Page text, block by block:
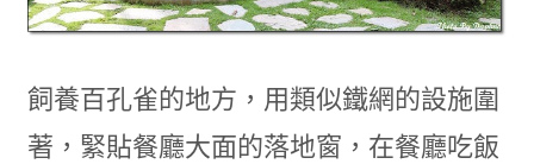
飼養百孔雀的地方，用類似鐵網的設施圍
著，緊貼餐廳大面的落地窗，在餐廳吃飯